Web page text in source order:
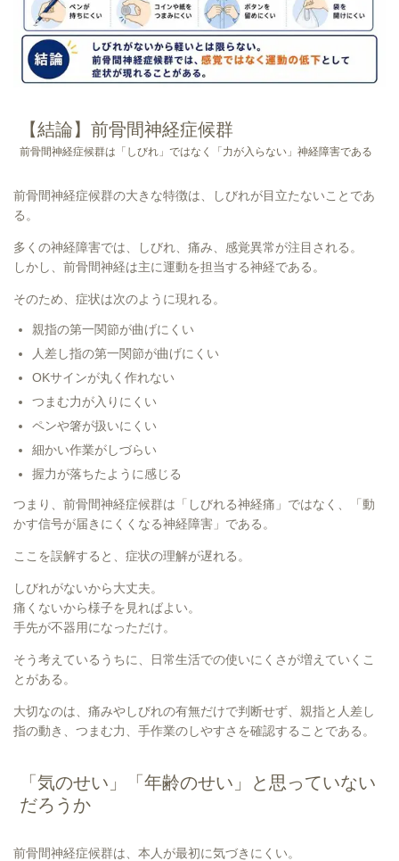
【結論】 前骨間神経症候群
前骨間神経症候群は「しびれ」ではなく「力が入らない」神経障害である
前骨間神経症候群の大きな特徴は、しびれが目立たないことであ
る。
多くの神経障害では、しびれ、痛み、感覚異常が注目される。
しかし、前骨間神経は主に運動を担当する神経である。
そのため、症状は次のように現れる。
親指の第一関節が曲げにくい
人差し指の第一関節が曲げにくい
OKサインが丸く作れない
つまむ力が入りにくい
ペンや箸が扱いにくい
細かい作業がしづらい
握力が落ちたように感じる
つまり、前骨間神経症候群は「しびれる神経痛」ではなく、「動
かす信号が届きにくくなる神経障害」である。
ここを誤解すると、症状の理解が遅れる。
しびれがないから大丈夫。
痛くないから様子を見ればよい。
手先が不器用になっただけ。
そう考えているうちに、日常生活での使いにくさが増えていくこ
とがある。
大切なのは、痛みやしびれの有無だけで判断せず、親指と人差し
指の動き、つまむ力、手作業のしやすさを確認することである。
「気のせい」「年齢のせい」と思っていない
だろうか
前骨間神経症候群は、本人が最初に気づきにくい。